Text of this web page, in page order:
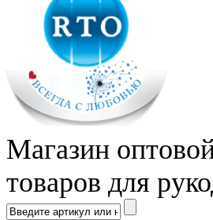
Магазин
товаров для